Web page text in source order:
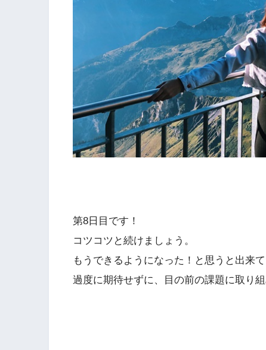
第8日目です！
コツコツと続けましょう。
もうできるようになった！と思うと出来
過度に期待せずに、目の前の課題に取り